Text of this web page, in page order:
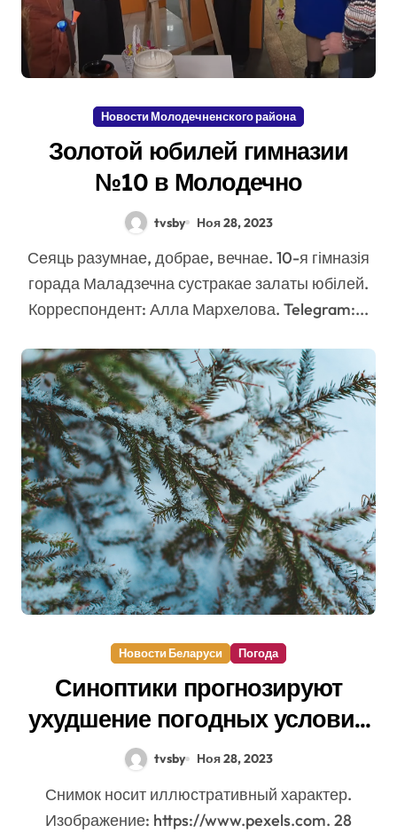
Новости Молодечненского района
Золотой юбилей гимназии
№10 в Молодечно
tvsby Ноя 28, 2023
Сеяць разумнае, добрае, вечнае. 10-я гімназія
горада Маладзечна сустракае залаты юбілей.
Корреспондент: Алла Мархелова. Telegram:...
Новости Беларуси Погода
Синоптики прогнозируют
ухудшение погодных условий
в Беларуси 29 ноября
tvsby Ноя 28, 2023
Снимок носит иллюстративный характер.
Изображение: https://www.pexels.com. 28